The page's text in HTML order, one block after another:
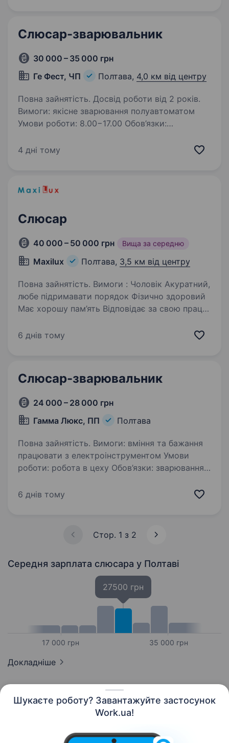
Шукаєте роботу? Завантажуйте застосунок
Work.ua!
Слюсар-зварювальник
30 000 – 35 000 грн
Ге Фест, ЧП
Полтава, 4,0 км від центру
Повна зайнятість. Досвід роботи від 2 років.
Вимоги: якісне зварювання полуавтоматом
Умови роботи: 8.00−17.00 Обов’язки:
4 дні тому
Слюсар
40 000 – 50 000 грн Вища за середню
Maxilux Полтава, 3,5 км від центру
Повна зайнятість. Вимоги : Чоловік Акуратний,
любе підримавати порядок Фізично здоровий
Має хорошу пам’ять Відповідає за свою працю
(Шуроповерт, дріль, болгарка) Умови роботи:…
6 днів тому
Слюсар-зварювальник
24 000 – 28 000 грн
Гамма Люкс, ПП
Полтава
Повна зайнятість. Вимоги: вміння та бажання
працювати з електроінструментом Умови
роботи: робота в цеху Обов’язки: зварювання
зачистка швів.
6 днів тому
Стор. 1 з 2
Середня зарплата слюсара у Полтаві
17 000 грн
27500 грн
35 000 грн
Докладніше